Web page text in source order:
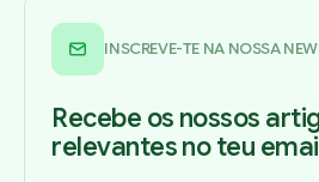
INSCREVE-TE NA NOSSA
Recebe os nossos
relevantes no teu